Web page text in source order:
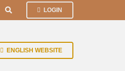
LOGIN
ENGLISH WEBSITE